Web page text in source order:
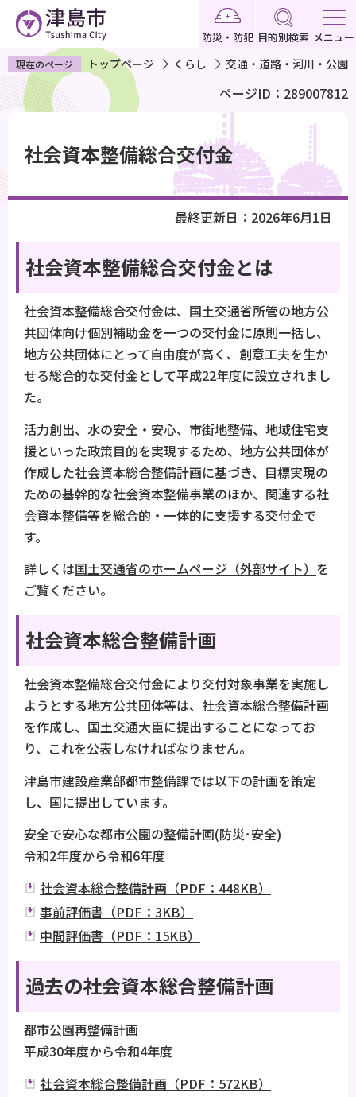
ペ
ー
ジ
で
す
防災・防犯 目的別検索 メニュー
現在のページ トップページ くらし 交通・道路・河川・公園
ページID：289007812
社会資本整備総合交付金
最終更新日：2026年6月1日
社会資本整備総合交付金とは
社会資本整備総合交付金は、国土交通省所管の地方公
共団体向け個別補助金を一つの交付金に原則一括し、
地方公共団体にとって自由度が高く、創意工夫を生か
せる総合的な交付金として平成22年度に設立されまし
た。
活力創出、水の安全・安心、市街地整備、地域住宅支
援といった政策目的を実現するため、地方公共団体が
作成した社会資本総合整備計画に基づき、目標実現の
ための基幹的な社会資本整備事業のほか、関連する社
会資本整備等を総合的・一体的に支援する交付金で
す。
詳しくは国土交通省のホームページ（外部サイト） を
ご覧ください。
社会資本総合整備計画
社会資本整備総合交付金により交付対象事業を実施し
ようとする地方公共団体等は、社会資本総合整備計画
を作成し、国土交通大臣に提出することになってお
り、これを公表しなければなりません。
津島市建設産業部都市整備課では以下の計画を策定
し、国に提出しています。
安全で安心な都市公園の整備計画(防災･安全)
令和2年度から令和6年度
社会資本総合整備計画（PDF：448KB）
事前評価書（PDF：3KB）
中間評価書（PDF：15KB）
過去の社会資本総合整備計画
都市公園再整備計画
平成30年度から令和4年度
社会資本総合整備計画（PDF：572KB）